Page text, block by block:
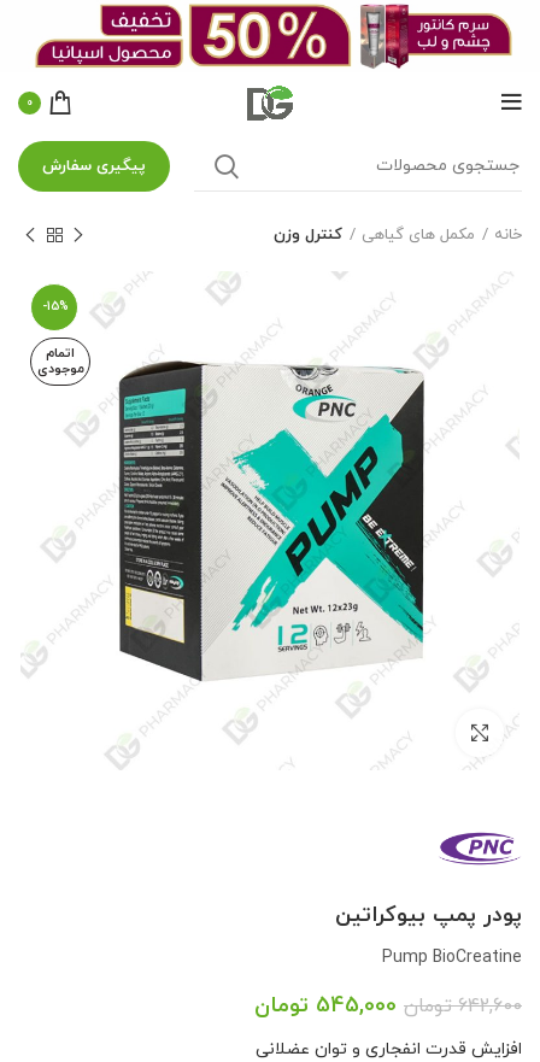
0
پیگیری سفارش
خانه مکمل های گیاهی کنترل وزن
-15%
اتمام
موجودی
بزرگنمایی تصویر
پودر پمپ بیوکراتین
Pump BioCreatine
642,600 تومان 545,000 تومان
افزایش قدرت انفجاری و توان عضلانی